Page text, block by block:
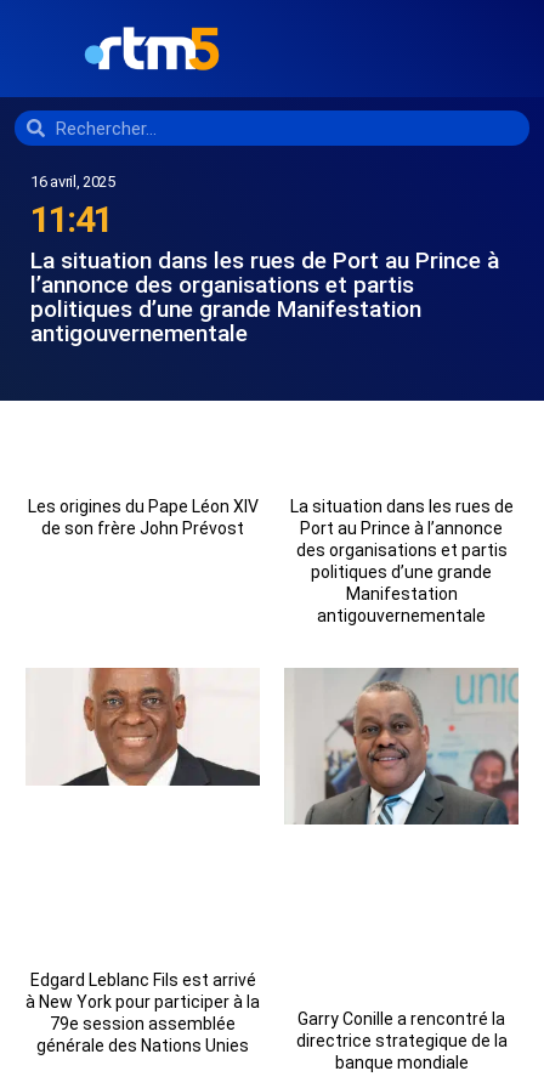
16 avril, 2025
11:41
La situation dans les rues de Port au Prince à
l’annonce des organisations et partis
politiques d’une grande Manifestation
antigouvernementale
Les origines du Pape Léon XIV
de son frère John Prévost
La situation dans les rues de
Port au Prince à l’annonce
des organisations et partis
politiques d’une grande
Manifestation
antigouvernementale
Edgard Leblanc Fils est arrivé
à New York pour participer à la
79e session assemblée
générale des Nations Unies
Garry Conille a rencontré la
directrice strategique de la
banque mondiale